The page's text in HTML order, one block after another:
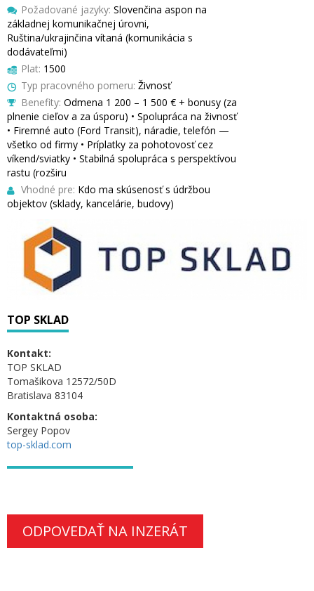
Požadované jazyky: Slovenčina aspon na
základnej komunikačnej úrovni,
Ruština/ukrajinčina vítaná (komunikácia s
dodávateľmi)
Plat: 1500
Typ pracovného pomeru: Živnosť
Benefity: Odmena 1 200 – 1 500 € + bonusy (za
plnenie cieľov a za úsporu) • Spolupráca na živnosť
• Firemné auto (Ford Transit), náradie, telefón —
všetko od firmy • Príplatky za pohotovosť cez
víkend/sviatky • Stabilná spolupráca s perspektívou
rastu (rozširu
Vhodné pre: Kdo ma skúsenosť s údržbou
objektov (sklady, kancelárie, budovy)
TOP SKLAD
Kontakt:
TOP SKLAD
Tomašikova 12572/50D
Bratislava 83104
Kontaktná osoba:
Sergey Popov
top-sklad.com
ODPOVEDAŤ NA INZERÁT